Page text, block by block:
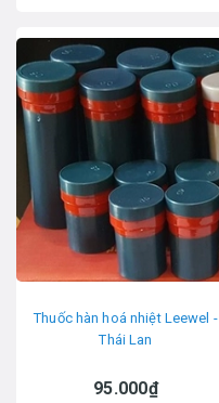
Thuốc hàn hoá nhiệt Leewel -
Thái Lan
95.000₫